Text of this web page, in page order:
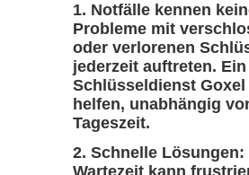
Notfälle kennen
Probleme mit
oder verlorenen
jederzeit auftreten.
Schlüsseldienst Goxel
helfen, unabhängig
Tageszeit.
Schnelle Lösungen: